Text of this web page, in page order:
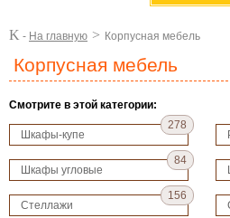
K - На главную > Корпусная мебель
Корпусная мебель
Смотрите в этой категории:
Шкафы-купе
278
Шкафы угловые
84
Стеллажи
156